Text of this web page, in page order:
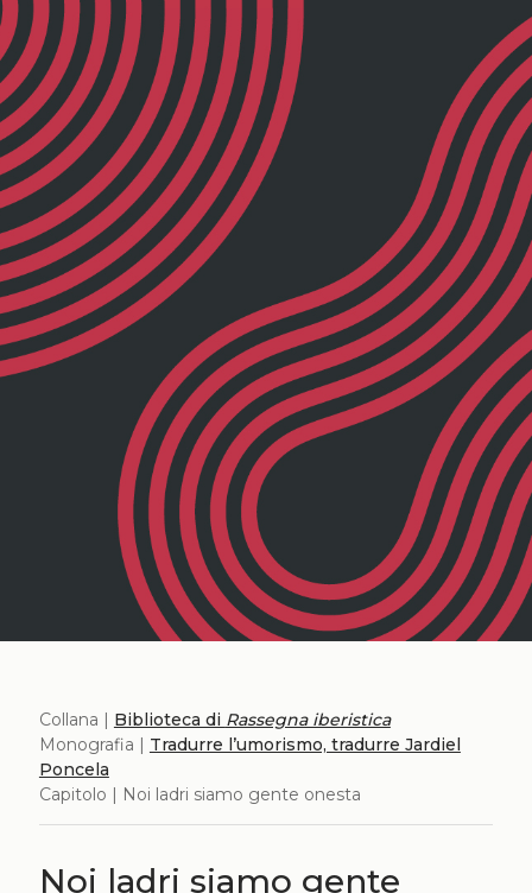
Collana | Biblioteca di Rassegna iberistica
Monografia | Tradurre l’umorismo, tradurre Jardiel
Poncela
Capitolo | Noi ladri siamo gente onesta
Noi ladri siamo gente